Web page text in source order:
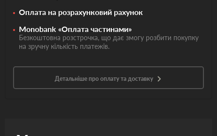
Оплата на розрахунковий рахунок
Monobank «Оплата частинами»
Безкоштовна розстрочка, що дає змогу розбити покупку
на зручну кількість платежів.
Детальніше про оплату та доставку